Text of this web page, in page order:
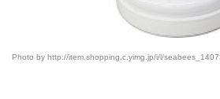
Photo by http://item.shopping.c.yimg.jp/i/l/